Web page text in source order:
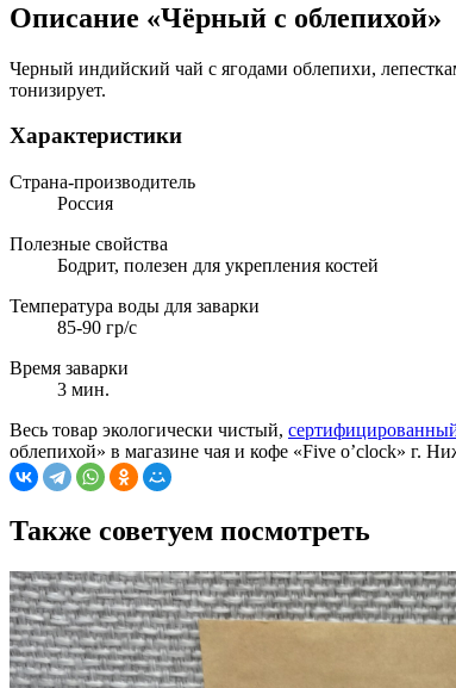
Описание «Чёрный с облепихой»
Черный индийский чай с ягодами облепихи,
тонизирует.
Характеристики
Страна-производитель
Россия
Полезные свойства
Бодрит, полезен для укрепления костей
Температура воды для заварки
85-90 гр/с
Время заварки
3 мин.
Весь товар экологически чистый,
облепихой» в магазине чая и кофе «Five o’clock» г.
Также советуем посмотреть